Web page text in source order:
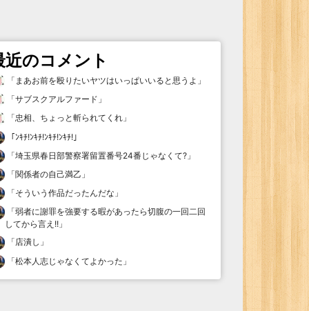
近のコメント
「 まあお前を殴りたいヤツはいっぱいいると思うよ 」
「サブスクアルファード 」
「忠相、ちょっと斬られてくれ 」
「ﾝｷﾁ!ﾝｷﾁ!ﾝｷﾁ!ﾝｷﾁ! 」
「埼玉県春日部警察署留置番号24番じゃなくて? 」
「関係者の自己満乙 」
「そういう作品だったんだな 」
「弱者に謝罪を強要する暇があったら切腹の一回二回
してから言え!! 」
「店潰し 」
「松本人志じゃなくてよかった 」